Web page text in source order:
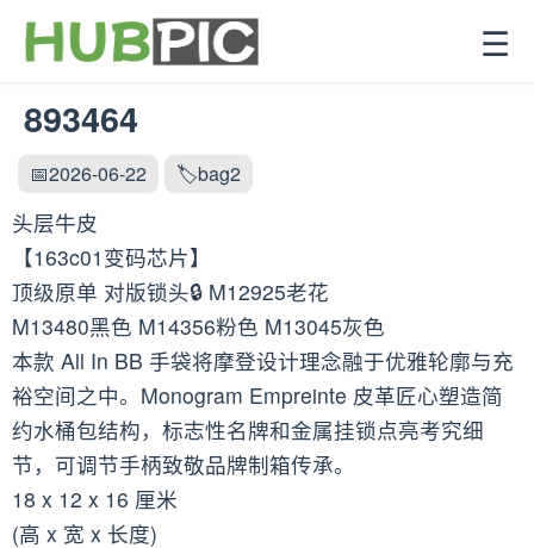
☰
893464
📅2026-06-22 🏷️bag2
头层牛皮
【163c01变码芯片】
顶级原单 对版锁头🔒 M12925老花
M13480黑色 M14356粉色 M13045灰色
本款 All In BB 手袋将摩登设计理念融于优雅轮廓与充
裕空间之中。Monogram Empreinte 皮革匠心塑造简
约水桶包结构，标志性名牌和金属挂锁点亮考究细
节，可调节手柄致敬品牌制箱传承。
18 x 12 x 16 厘米
(高 x 宽 x 长度)